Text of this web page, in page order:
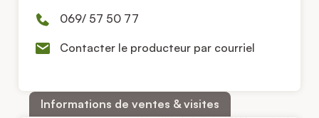
069/ 57 50 77
Contacter le producteur par courriel
Informations de ventes & visites